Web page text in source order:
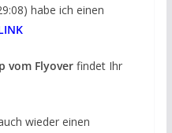
habe ich einen
vom Flyoverfindet Ihr
wieder einen